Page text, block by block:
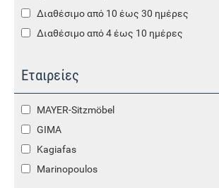
Διαθέσιμο από 10 έως 30 ημέρες
Διαθέσιμο από 4 έως 10 ημέρες
Εταιρείες
MAYER-Sitzmöbel
GIMA
Kagiafas
Marinopoulos